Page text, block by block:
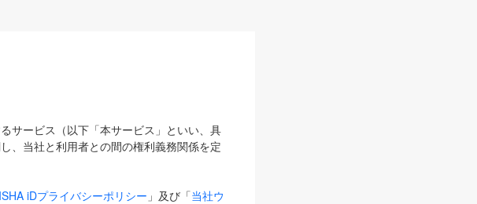
サービス（以下「本サービス」といい、具
、当社と利用者との間の権利義務関係を定
iDプライバシーポリシー 」及び「当社ウ